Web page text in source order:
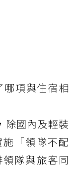
哪項與住宿相
除國內及輕裝
「領隊不配
隊與旅客同